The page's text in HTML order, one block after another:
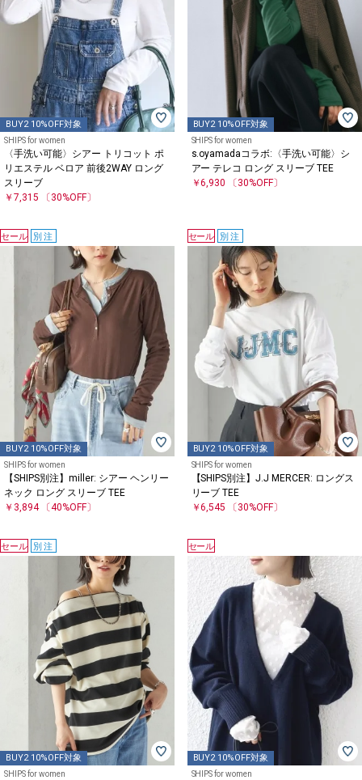
BUY2 10%OFF対象
SHIPS for women
〈手洗い可能〉シアー トリコット ポ
リエステル ベロア 前後2WAY ロング
スリーブ
￥7,315 〔30%OFF〕
BUY2 10%OFF対象
SHIPS for women
s.oyamadaコラボ:〈手洗い可能〉シ
アー テレコ ロング スリーブ TEE
￥6,930
〔30%OFF〕
セール 別注
BUY2 10%OFF対象
SHIPS for women
【SHIPS別注】miller: シアー ヘンリー
ネック ロング スリーブ TEE
￥3,894〔40%OFF〕
セール 別注
BUY2 10%OFF対象
SHIPS for women
【SHIPS別注】J.J MERCER: ロングス
リーブ TEE
￥6,545
〔30%OFF〕
セール 別注
BUY2 10%OFF対象
SHIPS for women
セール
BUY2 10%OFF対象
SHIPS for women